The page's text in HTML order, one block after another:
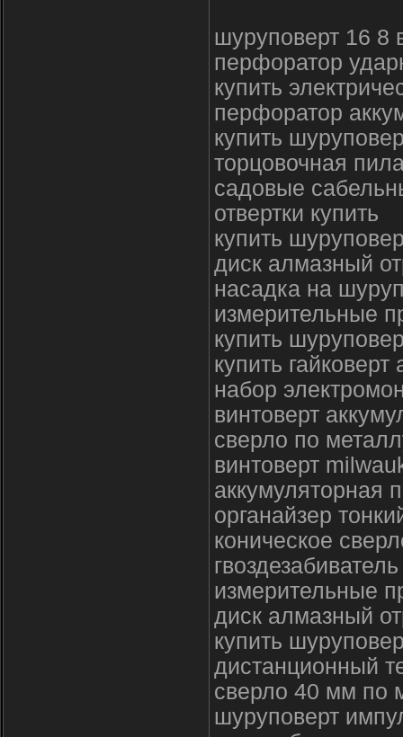
шуруповерт 16 8
перфоратор
купить
перфоратор
купить
торцовочная
садовые
отвертки купить
купить
диск алмазный
насадка на
измерительные
купить
купить
набор
винтоверт
сверло по
винтоверт
аккумуляторная
органайзер
коническое
измерительные
диск алмазный
купить
дистанционный
сверло 40 мм по
шуруповерт